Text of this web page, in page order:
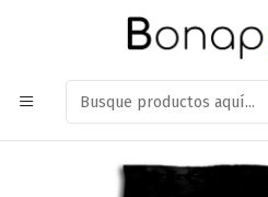
Estamos en: Antumalal 612,
Alimento Alpha Spirit Only